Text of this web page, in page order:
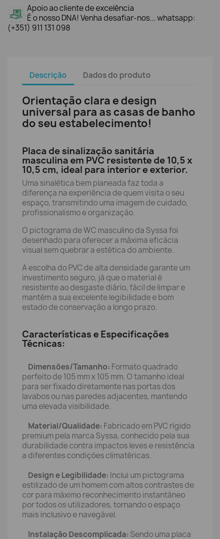
Apoio ao cliente de excelência
É o nosso DNA! Venha desafiar-nos... whatsapp:
(+351) 911 131 098
Descrição Dados do produto
Orientação clara e design
universal para as casas de banho
do seu estabelecimento!
Placa de sinalização sanitária
masculina em PVC resistente de 10,5 x
10,5 cm, ideal para interior e exterior.
Uma sinalética bem planeada faz toda a
diferença na experiência de quem visita o seu
espaço, transmitindo uma imagem de cuidado,
profissionalismo e organização.
O pictograma de WC masculino da Syssa foi
desenhado para oferecer a máxima eficácia
visual sem quebrar a estética do ambiente.
A escolha do PVC de alta densidade garante um
investimento seguro, já que o material é
resistente ao desgaste diário, fácil de limpar e
mantém a sua excelente legibilidade e bom
estado de conservação a longo prazo.
Características e Especificações
Técnicas:
Dimensões/Tamanho: Formato quadrado
perfeito de 105 mm x 105 mm. O tamanho ideal
para ser fixado diretamente nas portas dos
lavabos ou nas paredes adjacentes, mantendo
uma elevada visibilidade.
Material/Qualidade: Fabricado em PVC rígido
premium pela marca Syssa, conhecido pela sua
durabilidade contra impactos leves e resistência
a diferentes condições climatéricas.
Design e Legibilidade: Inclui um pictograma
estilizado de um homem com altos contrastes de
cor para máximo reconhecimento instantâneo
por todos os utilizadores, tornando o espaço
mais inclusivo e navegável.
Instalação Descomplicada: Sendo uma placa